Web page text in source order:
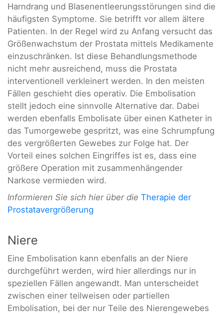
Harndrang und Blasenentleerungsstörungen sind die
häufigsten Symptome. Sie betrifft vor allem ältere
Patienten. In der Regel wird zu Anfang versucht das
Größenwachstum der Prostata mittels Medikamente
einzuschränken. Ist diese Behandlungsmethode
nicht mehr ausreichend, muss die Prostata
interventionell verkleinert werden. In den meisten
Fällen geschieht dies operativ. Die Embolisation
stellt jedoch eine sinnvolle Alternative dar. Dabei
werden ebenfalls Embolisate über einen Katheter in
das Tumorgewebe gespritzt, was eine Schrumpfung
des vergrößerten Gewebes zur Folge hat. Der
Vorteil eines solchen Eingriffes ist es, dass eine
größere Operation mit zusammenhängender
Narkose vermieden wird.
Informieren Sie sich hier über die Therapie der
Prostatavergrößerung
Niere
Eine Embolisation kann ebenfalls an der Niere
durchgeführt werden, wird hier allerdings nur in
speziellen Fällen angewandt. Man unterscheidet
zwischen einer teilweisen oder partiellen
Embolisation, bei der nur Teile des Nierengewebes